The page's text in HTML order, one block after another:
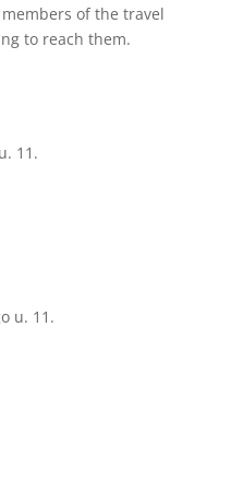
of the travel
to reach them.
11.
u. 11.